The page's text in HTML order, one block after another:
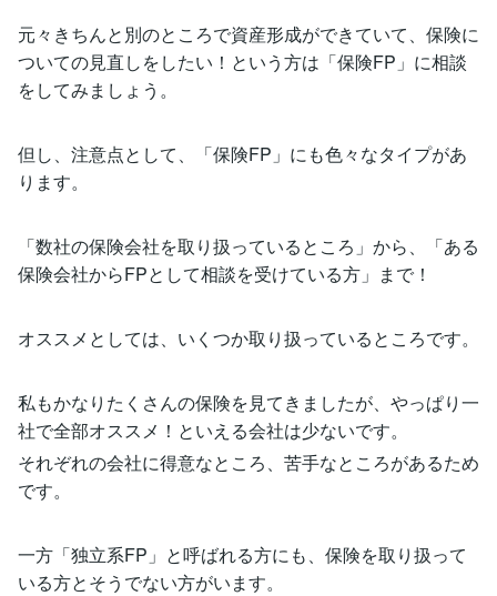
元々きちんと別のところで資産形成ができていて、保険に
ついての見直しをしたい！という方は「保険FP」に相談
をしてみましょう。
但し、注意点として、「保険FP」にも色々なタイプがあ
ります。
「数社の保険会社を取り扱っているところ」から、「ある
保険会社からFPとして相談を受けている方」まで！
オススメとしては、いくつか取り扱っているところです。
私もかなりたくさんの保険を見てきましたが、やっぱり一
社で全部オススメ！といえる会社は少ないです。
それぞれの会社に得意なところ、苦手なところがあるため
です。
一方「独立系FP」と呼ばれる方にも、保険を取り扱って
いる方とそうでない方がいます。